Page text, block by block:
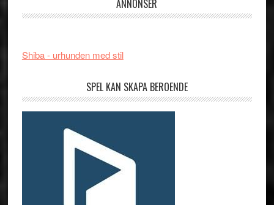
ANNONSER
Shiba - urhunden med stil
SPEL KAN SKAPA BEROENDE